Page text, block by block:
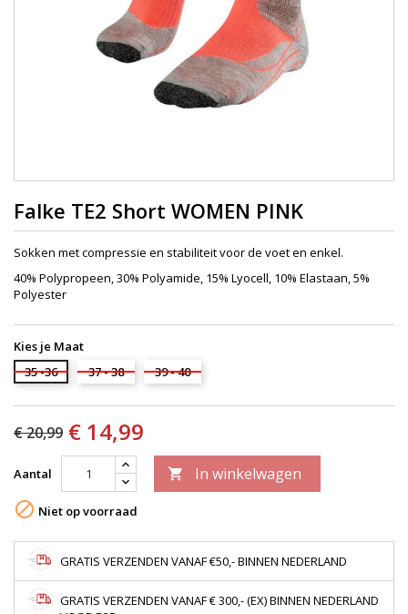
Falke TE2 Short WOMEN PINK
Sokken met compressie en stabiliteit voor de voet en enkel.
40% Polypropeen, 30% Polyamide, 15% Lyocell, 10% Elastaan, 5%
Polyester
Kies je Maat
35 -36
37 - 38 39 - 40
€ 20,99 € 14,99
Aantal  In winkelwagen
 Niet op voorraad
GRATIS VERZENDEN VANAF €50,- BINNEN NEDERLAND
GRATIS VERZENDEN VANAF € 300,- (EX) BINNEN NEDERLAND